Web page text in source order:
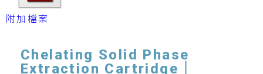
附加檔案
Chelating Solid Phase
Extraction Cartridge｜